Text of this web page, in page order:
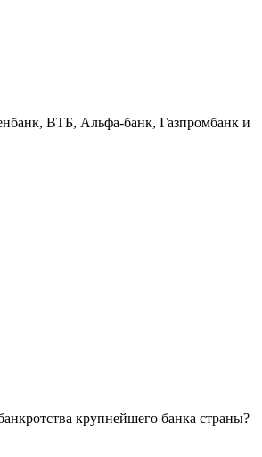
ВТБ, Альфа-банк, Газпромбанк и
крупнейшего банка страны?